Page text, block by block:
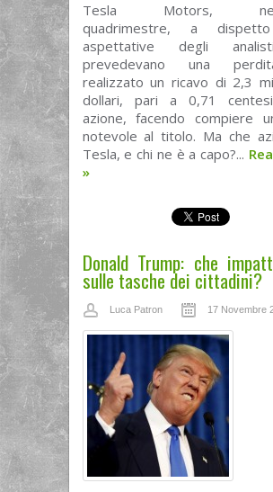
Tesla Motors,
quadrimestre, a
aspettative degli
prevedevano una
realizzato un ricavo di 2,3
dollari, pari a 0,71
azione, facendo compiere
notevole al titolo. Ma che
Tesla, e chi ne è a capo?...
»
Donald Trump: che
sulle tasche dei cittadini?
Luca Patron 17 Novembre